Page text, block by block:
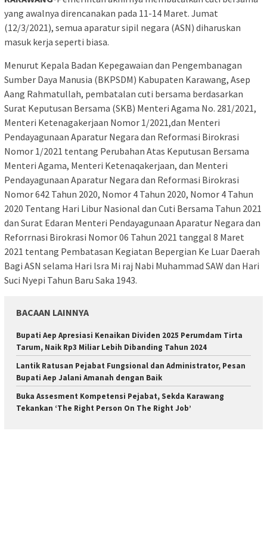
yang awalnya direncanakan pada 11-14 Maret. Jumat
(12/3/2021), semua aparatur sipil negara (ASN) diharuskan
masuk kerja seperti biasa.
Menurut Kepala Badan Kepegawaian dan Pengembanagan
Sumber Daya Manusia (BKPSDM) Kabupaten Karawang, Asep
Aang Rahmatullah, pembatalan cuti bersama berdasarkan
Surat Keputusan Bersama (SKB) Menteri Agama No. 281/2021,
Menteri Ketenagakerjaan Nomor 1/2021,dan Menteri
Pendayagunaan Aparatur Negara dan Reformasi Birokrasi
Nomor 1/2021 tentang Perubahan Atas Keputusan Bersama
Menteri Agama, Menteri Ketenaqakerjaan, dan Menteri
Pendayagunaan Aparatur Negara dan Reformasi Birokrasi
Nomor 642 Tahun 2020, Nomor 4 Tahun 2020, Nomor 4 Tahun
2020 Tentang Hari Libur Nasional dan Cuti Bersama Tahun 2021
dan Surat Edaran Menteri Pendayagunaan Aparatur Negara dan
Reforrnasi Birokrasi Nomor 06 Tahun 2021 tanggal 8 Maret
2021 tentang Pembatasan Kegiatan Bepergian Ke Luar Daerah
Bagi ASN selama Hari lsra Mi raj Nabi Muhammad SAW dan Hari
Suci Nyepi Tahun Baru Saka 1943.
BACAAN LAINNYA
Bupati Aep Apresiasi Kenaikan Dividen 2025 Perumdam Tirta
Tarum, Naik Rp3 Miliar Lebih Dibanding Tahun 2024
Lantik Ratusan Pejabat Fungsional dan Administrator, Pesan
Bupati Aep Jalani Amanah dengan Baik
Buka Assesment Kompetensi Pejabat, Sekda Karawang
Tekankan ‘The Right Person On The Right Job’